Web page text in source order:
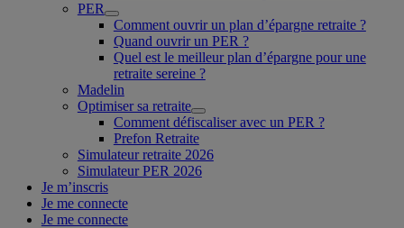
PER
Comment ouvrir un plan d’épargne retraite ?
Quand ouvrir un PER ?
Quel est le meilleur plan d’épargne pour une
retraite sereine ?
Madelin
Optimiser sa retraite
Comment défiscaliser avec un PER ?
Prefon Retraite
Simulateur retraite 2026
Simulateur PER 2026
Je m’inscris
Je me connecte
Je me connecte